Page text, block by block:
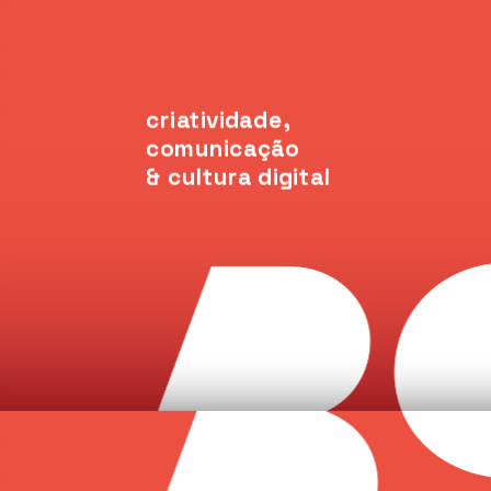
criatividade,
comunicação
& cultura digital